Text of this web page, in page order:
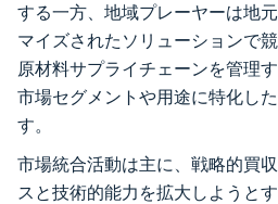
する一方、地域プレーヤーは地
マイズされたソリューションで
原材料サプライチェーンを管理
市場セグメントや用途に特化し
す。
市場統合活動は主に、戦略的買
スと技術的能力を拡大しようと